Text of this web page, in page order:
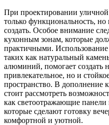
При проектировании
только функциональность,
создать. Особое внимание
кухонным зонам, которые
практичными. Использование
таких как натуральный
алюминий, помогает создать
привлекательное, но и
пространство. В дополнение
стоит рассмотреть
как светоотражающие
которые сделают готовку
комфортной и уютной.